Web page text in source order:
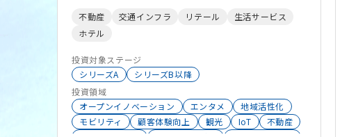
ティ「Thinka」を運営しています。「失敗から学
ぶ」をテーマに、最前線の起業家・事業家・専門家
等を招き、生々しい体験の共有や、参加者が直面し
ている課題を互いにシェアし議論することで、失敗
から学び、挑戦するという文化を育んでいきます。
過去6年間で、100名以上の起業家がコミュニティ
を通じて成長を遂げ、彼らのスタートアップの累計
ゾートなどのホスピタリティ事業など、幅広い事業
領域を展開しており、東急線沿線を中心としたリア
ルアセットと幅広い事業領域での顧客接点を活用し
た用途開発、社会実装が可能。イノベーション企業
とのより対等且つ双方向のコミュニケーションによ
る事業共創を推進し、既存ビジネスの構造改革を目
指す。
不動産 交通インフラ リテール
生活サービス
ホテル
投資対象ステージ
シリーズA
シリーズB以降
投資領域
オープンイノベーション
エンタメ
地域活性化
モビリティ
顧客体験向上 観光 IoT
不動産